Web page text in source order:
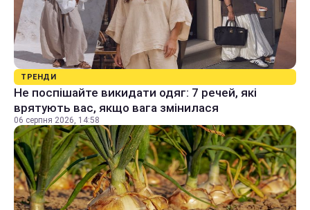
ТРЕНДИ
Не поспішайте викидати одяг: 7 речей, які
врятують вас, якщо вага змінилася
06 серпня 2026, 14:58